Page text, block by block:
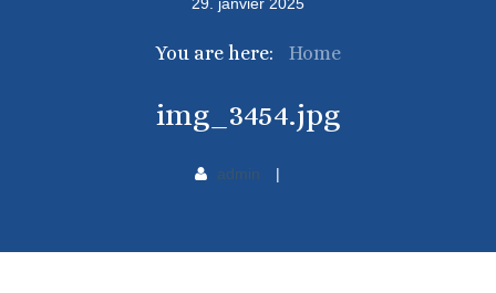
You are here: Home
img_3454.jpg
admin